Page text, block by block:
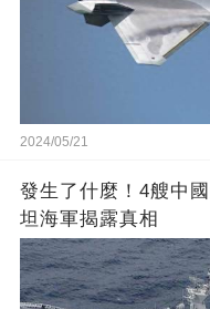
2024/05/21
發生了什麼！4艘中
坦海軍揭露真相